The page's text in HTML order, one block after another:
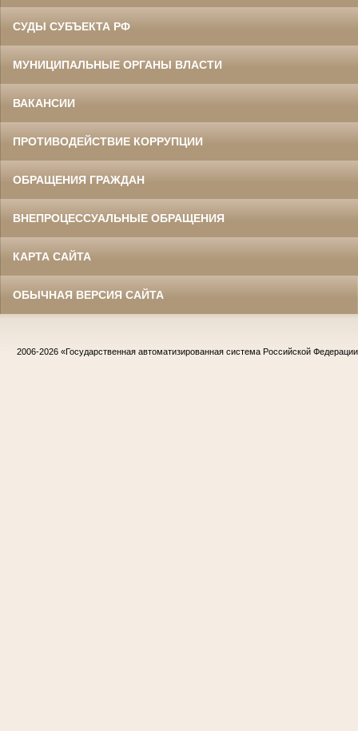
СУДЫ СУБЪЕКТА РФ
МУНИЦИПАЛЬНЫЕ ОРГАНЫ ВЛАСТИ
ВАКАНСИИ
ПРОТИВОДЕЙСТВИЕ КОРРУПЦИИ
ОБРАЩЕНИЯ ГРАЖДАН
ВНЕПРОЦЕССУАЛЬНЫЕ ОБРАЩЕНИЯ
КАРТА САЙТА
ОБЫЧНАЯ ВЕРСИЯ САЙТА
2006-2026 «Государственная автоматизированная система Российской